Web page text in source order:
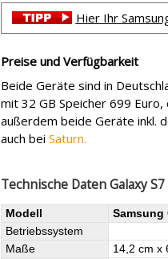
Hier Ihr
Preise und Verfügbarkeit
Beide Geräte sind in
mit 32 GB Speicher 699
außerdem beide Geräte inkl.
auch bei Saturn.
Technische Daten Galaxy
Modell Samsung
Betriebssystem
Maße
14,2 cm x